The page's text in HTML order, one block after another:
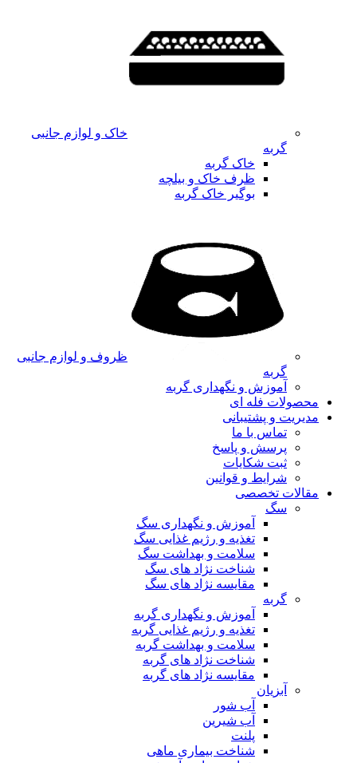
خاک و لوازم جانبی
گربه
خاک گربه
ظرف خاک و بیلچه
بوگیر خاک گربه
ظروف و لوازم جانبی
گربه
آموزش و نگهداری گربه
محصولات فله ای
مدیریت و پشتیبانی
تماس با ما
پرسش و پاسخ
ثبت شکایات
شرایط و قوانین
مقالات تخصصی
سگ
آموزش و نگهداری سگ
تغذیه و رژیم غذایی سگ
سلامت و بهداشت سگ
شناخت نژاد های سگ
مقایسه نژاد های سگ
گربه
آموزش و نگهداری گربه
تغذیه و رژیم غذایی گربه
سلامت و بهداشت گربه
شناخت نژاد های گربه
مقایسه نژاد های گربه
آبزیان
آب شور
آب شیرین
پلنت
شناخت بیماری ماهی